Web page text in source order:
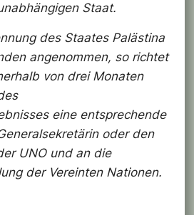
Staat.
des Staates Palästina
angenommen, so richtet
von drei Monaten
eine entsprechende
oder den
UNO und an die
der Vereinten Nationen.